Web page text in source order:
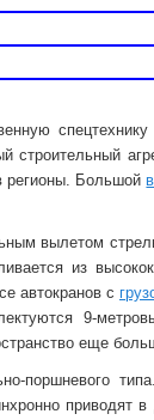
регионы. Большой
вылетом
из
автокранов с
9-
еще
поршневого
приводят